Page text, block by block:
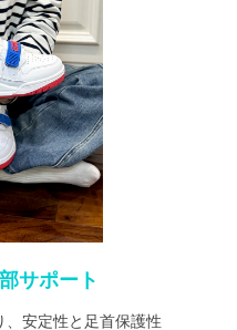
サポート
安定性と足首保護性